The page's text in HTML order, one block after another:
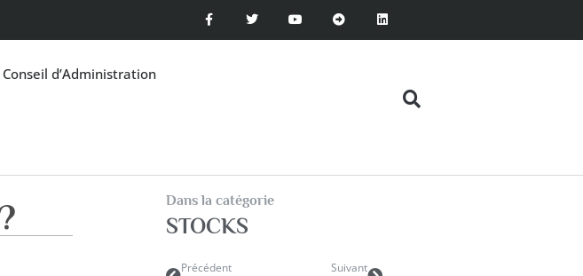
Conseil d’Administration
Dans la catégorie
STOCKS
Précédent Suivant